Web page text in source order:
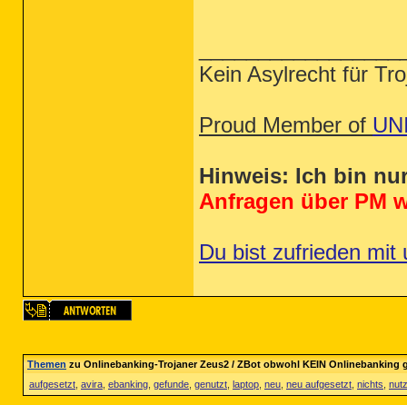
Kein Asylrecht für
Proud Member of
Hinweis: Ich bin
Anfragen über PM
Du bist zufrieden mit
Themenzu Onlinebanking-Trojaner Zeus2 / ZBot obwohl KEIN Onlinebanking
aufgesetzt avira ebanking gefunde genutzt laptop neu neu aufgesetzt nichts